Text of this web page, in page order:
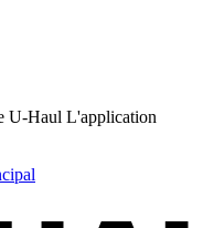
U-Haul L'application